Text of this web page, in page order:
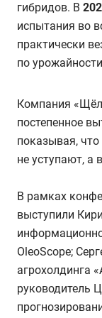
гибридов. В
испытания во
практически
по
Компания
постепенное
показывая,
не уступают, а
В рамках
выступили
OleoScope;
агрохолдинга
руководитель